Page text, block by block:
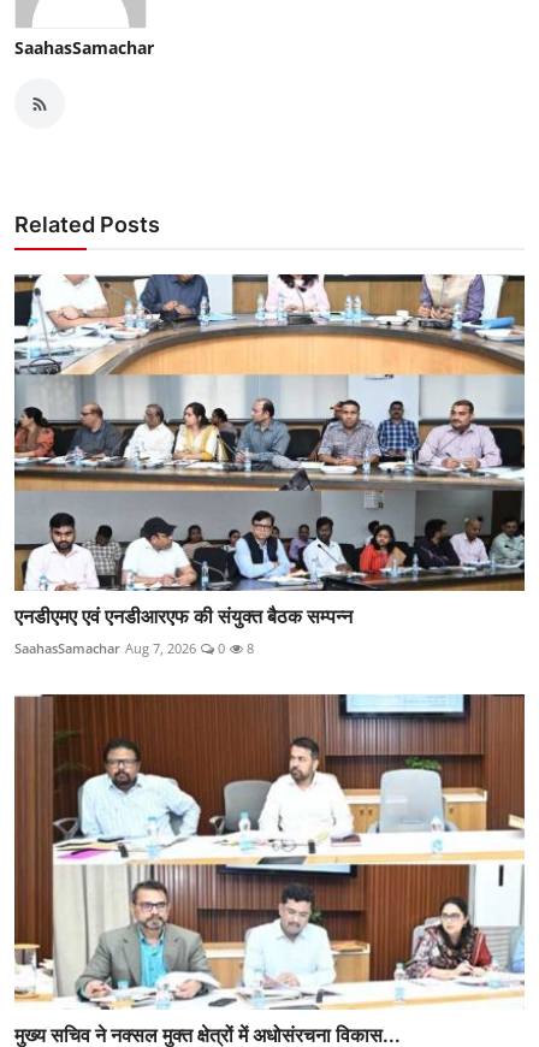
SaahasSamachar
Related Posts
एनडीएमए एवं एनडीआरएफ की संयुक्त बैठक सम्पन्न
SaahasSamachar Aug 7, 2026 0 8
मुख्य सचिव ने नक्सल मुक्त क्षेत्रों में अधोसंरचना विकास...